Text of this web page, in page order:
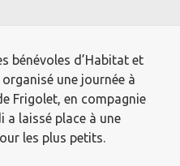
bénévoles d’Habitat et
une journée à
Frigolet, en compagnie
a laissé place à une
les plus petits.